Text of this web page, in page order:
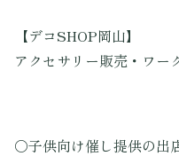
【デコSHOP岡山】
アクセサリー販売・ワー
〇子供向け催し提供の出